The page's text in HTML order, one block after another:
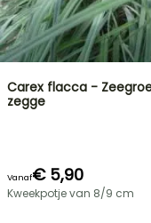
Carex flacca -
zegge
Vanaf€ 5,90
Kweekpotje van 8/9 cm